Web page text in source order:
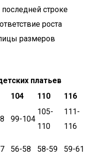
строке
роста
размеров
платьев
104 110 116
99-104
105-
110
111-
116
56-58 58-59 59-61